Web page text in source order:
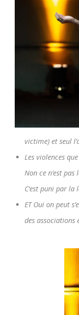
victime) et seul
Les violences
Non ce n’est
C’est puni par
ET Oui on peut
des associations